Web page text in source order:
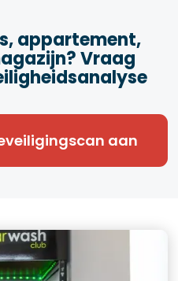
appartement,
Vraag
aan